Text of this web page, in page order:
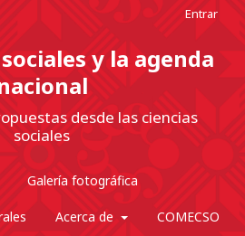
y la agenda
desde las ciencias
sociales
Galería fotográfica
Acerca de COMECSO
Entrar